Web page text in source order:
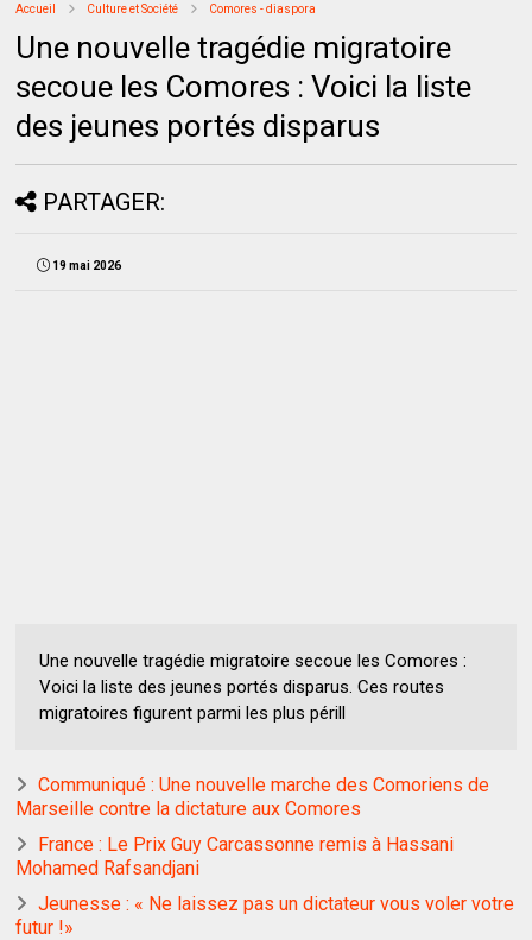
Accueil Culture et Société Comores - diaspora
Une nouvelle tragédie migratoire
secoue les Comores : Voici la liste
des jeunes portés disparus
PARTAGER:
19 mai 2026
Une nouvelle tragédie migratoire secoue les Comores :
Voici la liste des jeunes portés disparus. Ces routes
migratoires figurent parmi les plus périll
Communiqué : Une nouvelle marche des Comoriens de
Marseille contre la dictature aux Comores
France : Le Prix Guy Carcassonne remis à Hassani
Mohamed Rafsandjani
Jeunesse : « Ne laissez pas un dictateur vous voler votre
futur !»